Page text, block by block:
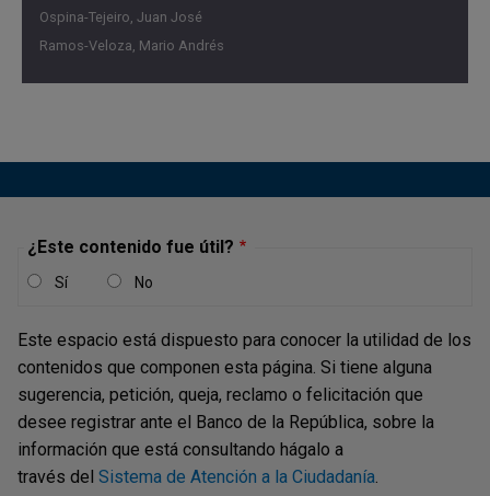
Ospina-Tejeiro, Juan José
Ramos-Veloza, Mario Andrés
36% de la relación entre informalidad y volatilidad del
consumo y el 60% en inversión. Finalmente, se observa
¿Este contenido fue útil?
Sí No
Este espacio está dispuesto para conocer la utilidad de los
contenidos que componen esta página. Si tiene alguna
sugerencia, petición, queja, reclamo o felicitación que
desee registrar ante el Banco de la República, sobre la
información que está consultando hágalo a
través del Sistema de Atención a la Ciudadanía.